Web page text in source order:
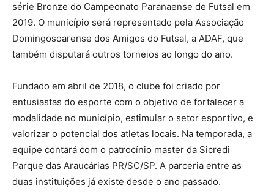
série Bronze do Campeonato Paranaense de Futsal em
2019. O município será representado pela Associação
Domingosoarense dos Amigos do Futsal, a ADAF, que
também disputará outros torneios ao longo do ano.
Fundado em abril de 2018, o clube foi criado por
entusiastas do esporte com o objetivo de fortalecer a
modalidade no município, estimular o setor esportivo, e
valorizar o potencial dos atletas locais. Na temporada, a
equipe contará com o patrocínio master da Sicredi
Parque das Araucárias PR/SC/SP. A parceria entre as
duas instituições já existe desde o ano passado.